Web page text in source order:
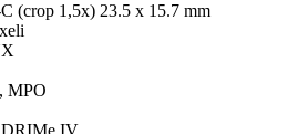
(crop 1,5x) 23.5 x 15.7 mm
MPO
DRIMe IV